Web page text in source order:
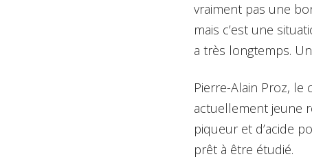
vraiment pas une
mais c’est une
a très longtemps.
Pierre-Alain Proz,
actuellement jeune
piqueur et d’acide
prêt à être étudié.